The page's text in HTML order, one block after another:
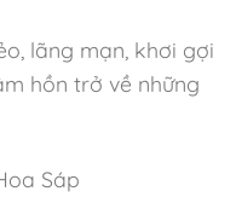
lãng mạn, khơi gợi
hồn trở về những
Sáp